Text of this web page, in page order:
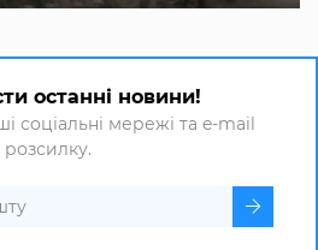
останні новини!
соціальні мережі та e-mail
розсилку.